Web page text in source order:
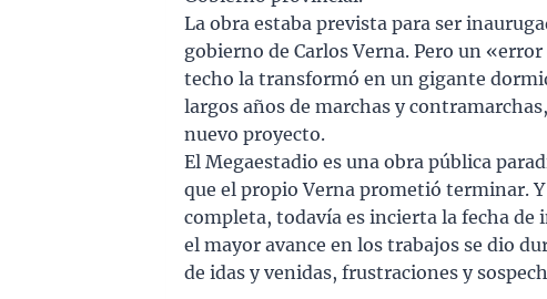
La obra estaba prevista para ser
gobierno de Carlos Verna. Pero un
techo la transformó en un gigante
largos años de marchas y
nuevo proyecto.
El Megaestadio es una obra pública
que el propio Verna prometió terminar.
completa, todavía es incierta la fecha
el mayor avance en los trabajos se dio
de idas y venidas, frustraciones y